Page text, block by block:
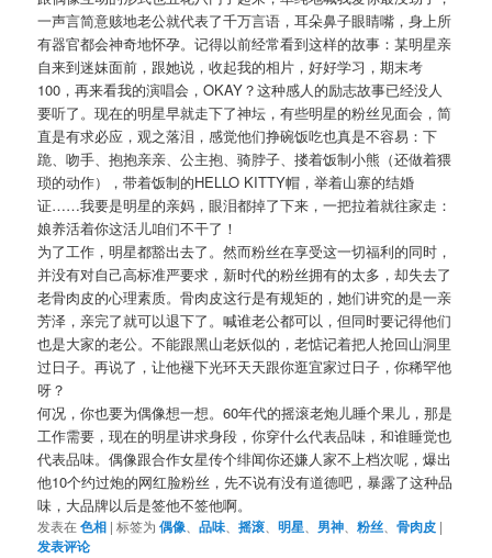
一声言简意赅地老公就代表了千万言语，耳朵鼻子眼睛嘴，身上所
有器官都会神奇地怀孕。记得以前经常看到这样的故事：某明星亲
自来到迷妹面前，跟她说，收起我的相片，好好学习，期末考
100，再来看我的演唱会，OKAY？这种感人的励志故事已经没人
要听了。现在的明星早就走下了神坛，有些明星的粉丝见面会，简
直是有求必应，观之落泪，感觉他们挣碗饭吃也真是不容易：下
跪、吻手、抱抱亲亲、公主抱、骑脖子、搂着饭制小熊（还做着猥
琐的动作），带着饭制的HELLO KITTY帽，举着山寨的结婚
证……我要是明星的亲妈，眼泪都掉了下来，一把拉着就往家走：
娘养活着你这活儿咱们不干了！
为了工作，明星都豁出去了。然而粉丝在享受这一切福利的同时，
并没有对自己高标准严要求，新时代的粉丝拥有的太多，却失去了
老骨肉皮的心理素质。骨肉皮这行是有规矩的，她们讲究的是一亲
芳泽，亲完了就可以退下了。喊谁老公都可以，但同时要记得他们
也是大家的老公。不能跟黑山老妖似的，老惦记着把人抢回山洞里
过日子。再说了，让他褪下光环天天跟你逛宜家过日子，你稀罕他
呀？
何况，你也要为偶像想一想。60年代的摇滚老炮儿睡个果儿，那是
工作需要，现在的明星讲求身段，你穿什么代表品味，和谁睡觉也
代表品味。偶像跟合作女星传个绯闻你还嫌人家不上档次呢，爆出
他10个约过炮的网红脸粉丝，先不说有没有道德吧，暴露了这种品
味，大品牌以后是签他不签他啊。
发表在色相 |标签为 偶像、品味、摇滚、明星、 男神、粉丝、骨肉皮 |
发表评论